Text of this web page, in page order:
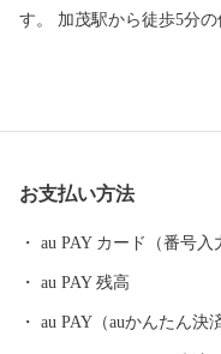
す。 加茂駅から徒歩5分
は、シマリスたちが可愛くかけまわ
維や電気器具、機械、金
お支払い方法
au PAY カード（番号入
au PAY 残高
au PAY（auかんたん決